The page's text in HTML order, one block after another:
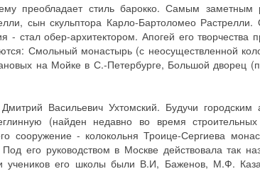
преобладает стиль барокко. Самым заметным
сын скульптора Карло-Бартоломео
стал обер-архитектором. Апогей его творчества
Смольный монастырь (с неосуществленной
на Мойке в С.-Петербурге, Большой дворец
Васильевич Ухтомский. Будучи городским
(найден недавно во время
сооружение - колокольня Троице-Сергиева
его руководством в Москве действовала так
учеников его школы были В.И, Баженов, М.Ф.